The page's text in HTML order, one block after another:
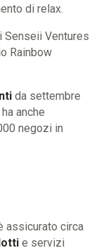
di relax.
Senseii Ventures
Rainbow
da settembre
anche
negozi in
assicurato circa
e servizi